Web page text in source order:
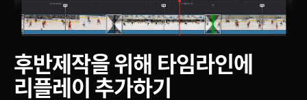
후반제작을 위해 타임라인에
리플레이 추가하기